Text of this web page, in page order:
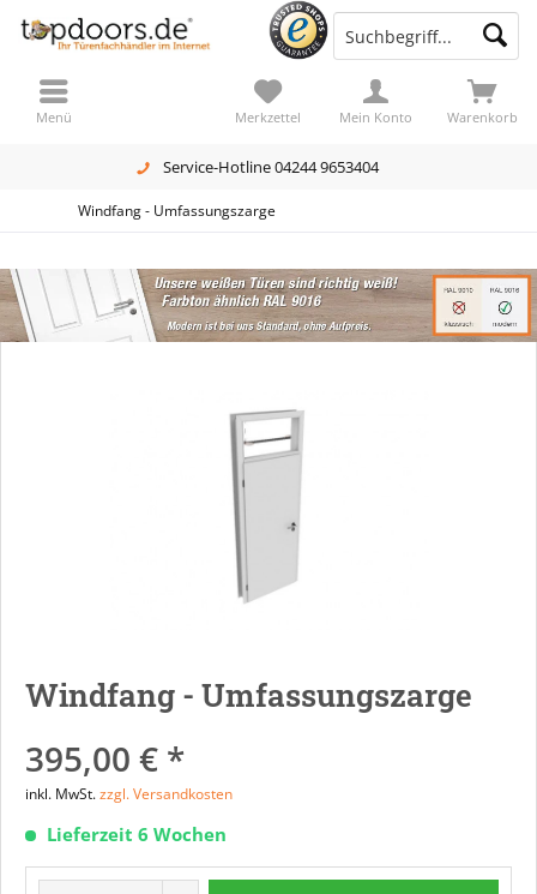
Service-Hotline 04244 9653404
Warenkorb
Merkzettel Mein Konto
Menü
Windfang - Umfassungszarge
Windfang - Umfassungszarge
395,00 € *
inkl. MwSt.zzgl. Versandkosten
Lieferzeit 6 Wochen